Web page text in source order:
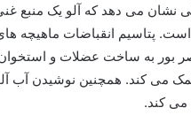
نشان می دهد که آلو یک منبع
است. پتاسیم انقباضات ماهیچه
بور به ساخت عضلات و
می کند. همچنین نوشیدن آب
کند.